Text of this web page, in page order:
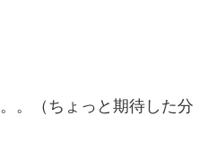
。（ちょっと期待した分